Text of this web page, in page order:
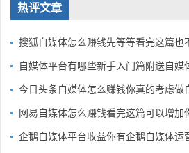
热评文章
搜狐自媒体怎么赚钱先等等看完这篇也
自媒体平台有哪些新手入门篇附送自媒
今日头条自媒体怎么赚钱你真的考虑做
网易自媒体怎么赚钱看完这篇可以增加
企鹅自媒体平台收益你有企鹅自媒体运